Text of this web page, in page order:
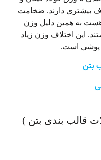
بیشتری دارند. ضخامت
به همین دلیل وزن
این اختلاف وزن زیاد
است.
بندی بتن )